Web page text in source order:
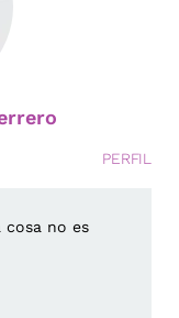
PERFIL
no es